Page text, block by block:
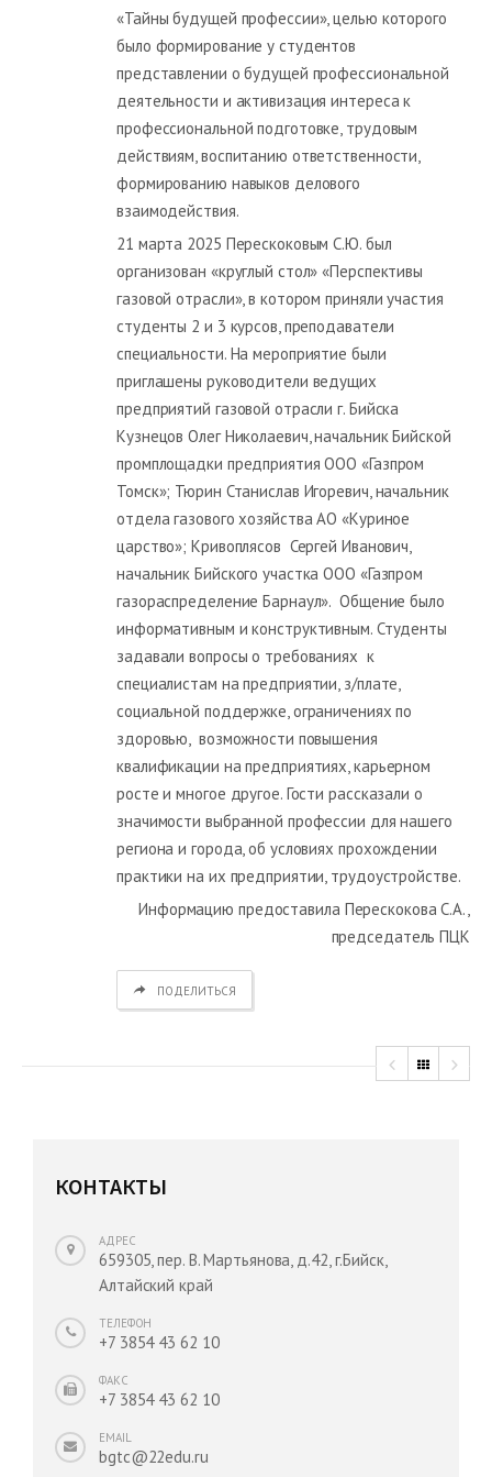
«Тайны будущей профессии», целью которого
было формирование у студентов
представлении о будущей профессиональной
деятельности и активизация интереса к
профессиональной подготовке, трудовым
действиям, воспитанию ответственности,
формированию навыков делового
взаимодействия.
21 марта 2025 Перескоковым С.Ю. был
организован «круглый стол» «Перспективы
газовой отрасли», в котором приняли участия
студенты 2 и 3 курсов, преподаватели
специальности. На мероприятие были
приглашены руководители ведущих
предприятий газовой отрасли г. Бийска
Кузнецов Олег Николаевич, начальник Бийской
промплощадки предприятия ООО «Газпром
Томск»; Тюрин Станислав Игоревич, начальник
отдела газового хозяйства АО «Куриное
царство»; Кривоплясов Сергей Иванович,
начальник Бийского участка ООО «Газпром
газораспределение Барнаул». Общение было
информативным и конструктивным. Студенты
задавали вопросы о требованиях к
специалистам на предприятии, з/плате,
социальной поддержке, ограничениях по
здоровью, возможности повышения
квалификации на предприятиях, карьерном
росте и многое другое. Гости рассказали о
значимости выбранной профессии для нашего
региона и города, об условиях прохождении
практики на их предприятии, трудоустройстве.
Информацию предоставила Перескокова С.А.,
председатель ПЦК
ПОДЕЛИТЬСЯ
КОНТАКТЫ
АДРЕС
659305, пер. В. Мартьянова, д.42, г.Бийск,
Алтайский край
ТЕЛЕФОН
+7 3854 43 62 10
ФАКС
+7 3854 43 62 10
EMAIL
bgtc@22edu.ru